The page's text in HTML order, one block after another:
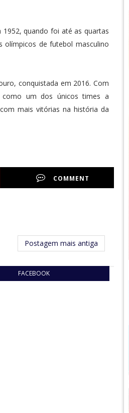
quando foi até as quartas
olímpicos de futebol masculino
conquistada em 2016. Com
como um dos únicos times a
mais vitórias na história da
COMMENT
Postagem mais antiga
FACEBOOK